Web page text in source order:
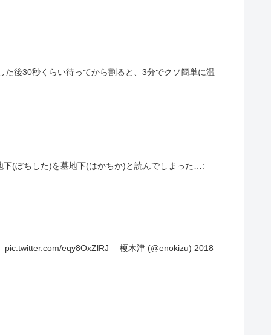
後30秒くらい待ってから割ると、3分でクソ簡単に温
(ぼちした)を墓地下(はかちか)と読んでしまった…:
pic.twitter.com/eqy8OxZlRJ— 榎木津 (@enokizu) 2018